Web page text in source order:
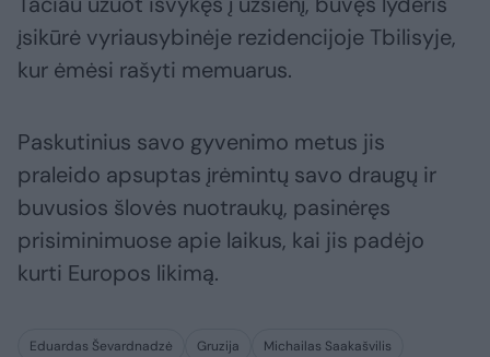
įsikūrė vyriausybinėje rezidencijoje Tbilisyje,
kur ėmėsi rašyti memuarus.
Paskutinius savo gyvenimo metus jis
praleido apsuptas įrėmintų savo draugų ir
buvusios šlovės nuotraukų, pasinėręs
prisiminimuose apie laikus, kai jis padėjo
kurti Europos likimą.
Eduardas Ševardnadzė Gruzija
Michailas Saakašvilis